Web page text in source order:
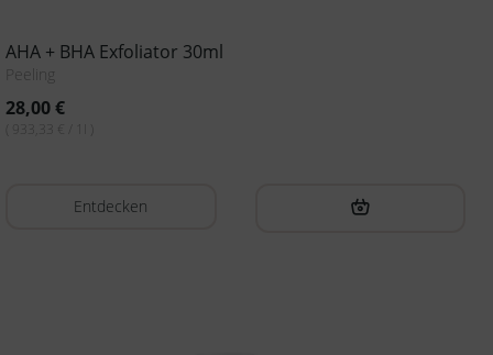
AHA + BHA Exfoliator 30ml
Peeling
28,00€
( 933,33 € / 1l )
Entdecken